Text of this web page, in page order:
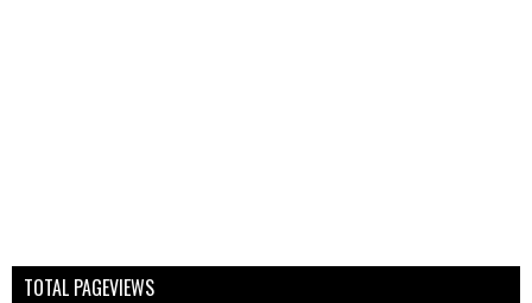
TOTAL PAGEVIEWS